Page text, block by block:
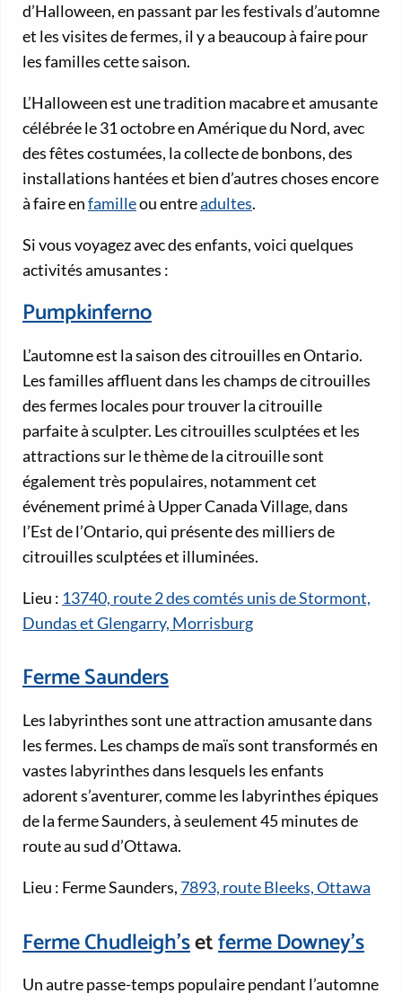
d’Halloween, en passant par les festivals d’automne
et les visites de fermes, il y a beaucoup à faire pour
les familles cette saison.
L’Halloween est une tradition macabre et amusante
célébrée le 31 octobre en Amérique du Nord, avec
des fêtes costumées, la collecte de bonbons, des
installations hantées et bien d’autres choses encore
à faire enfamilleou entreadultes.
Si vous voyagez avec des enfants, voici quelques
activités amusantes :
Pumpkinferno
L’automne est la saison des citrouilles en Ontario.
Les familles affluent dans les champs de citrouilles
des fermes locales pour trouver la citrouille
parfaite à sculpter. Les citrouilles sculptées et les
attractions sur le thème de la citrouille sont
également très populaires, notamment cet
événement primé à Upper Canada Village, dans
l’Est de l’Ontario, qui présente des milliers de
citrouilles sculptées et illuminées.
Lieu : 13740, route 2 des comtés unis de Stormont,
Dundas et Glengarry, Morrisburg
Ferme Saunders
Les labyrinthes sont une attraction amusante dans
les fermes. Les champs de maïs sont transformés en
vastes labyrinthes dans lesquels les enfants
adorent s’aventurer, comme les labyrinthes épiques
de la ferme Saunders, à seulement 45 minutes de
route au sud d’Ottawa.
Lieu : Ferme Saunders, 7893, route Bleeks, Ottawa
Ferme Chudleigh'setferme Downey’s
Un autre passe-temps populaire pendant l’automne